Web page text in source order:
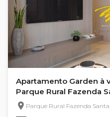
Apartamento Garden à
Parque Rural Fazenda
quartos
Parque Rural Fazenda